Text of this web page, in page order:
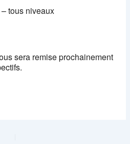
tous niveaux
sera remise prochainement